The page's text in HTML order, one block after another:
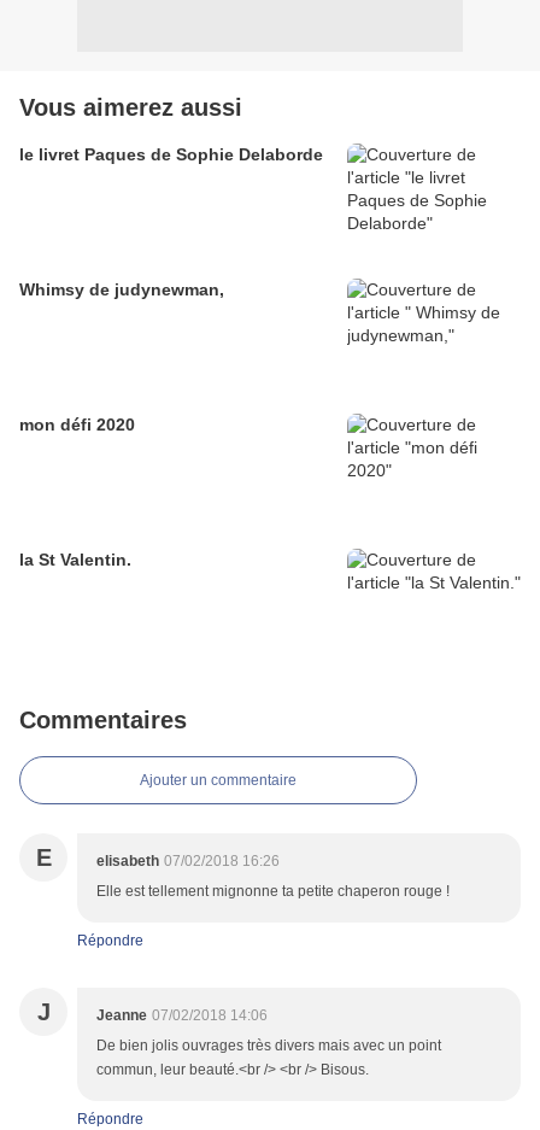
Vous aimerez aussi
le livret Paques de Sophie Delaborde
Whimsy de judynewman,
mon défi 2020
la St Valentin.
Commentaires
Ajouter un commentaire
E elisabeth 07/02/2018 16:26
Elle est tellement mignonne ta petite chaperon rouge !
Répondre
J Jeanne 07/02/2018 14:06
De bien jolis ouvrages très divers mais avec un point
commun, leur beauté.<br /> <br /> Bisous.
Répondre